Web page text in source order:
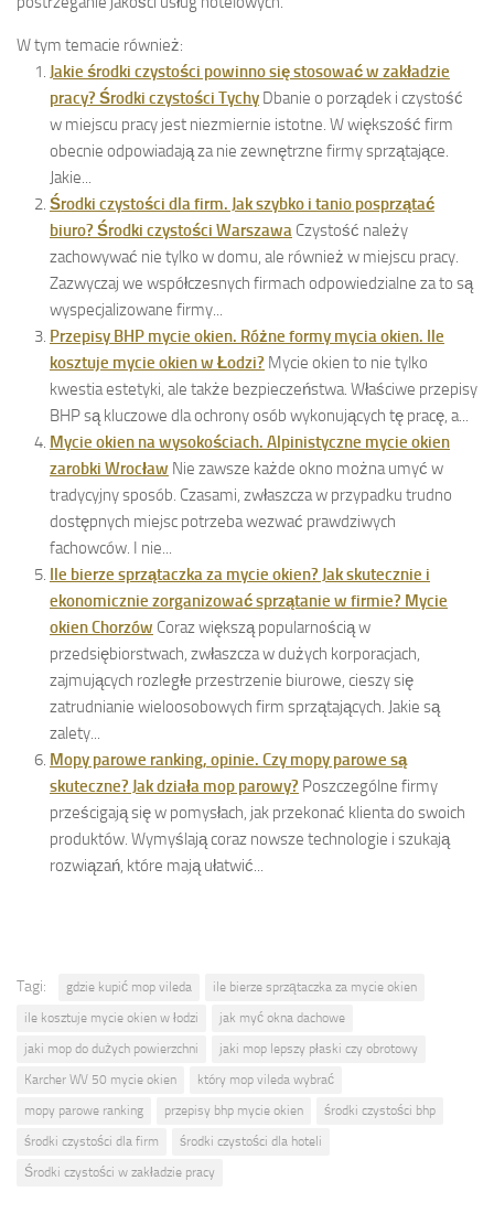
W tym temacie również:
Jakie środki czystości powinno się stosować w zakładzie
pracy? Środki czystości Tychy Dbanie o porządek i czystość
w miejscu pracy jest niezmiernie istotne. W większość firm
obecnie odpowiadają za nie zewnętrzne firmy sprzątające.
Jakie...
Środki czystości dla firm. Jak szybko i tanio posprzątać
biuro? Środki czystości Warszawa Czystość należy
zachowywać nie tylko w domu, ale również w miejscu pracy.
Zazwyczaj we współczesnych firmach odpowiedzialne za to są
wyspecjalizowane firmy...
Przepisy BHP mycie okien. Różne formy mycia okien. Ile
kosztuje mycie okien w Łodzi? Mycie okien to nie tylko
kwestia estetyki, ale także bezpieczeństwa. Właściwe przepisy
BHP są kluczowe dla ochrony osób wykonujących tę pracę, a...
Mycie okien na wysokościach. Alpinistyczne mycie okien
zarobki Wrocław Nie zawsze każde okno można umyć w
tradycyjny sposób. Czasami, zwłaszcza w przypadku trudno
dostępnych miejsc potrzeba wezwać prawdziwych
fachowców. I nie...
Ile bierze sprzątaczka za mycie okien? Jak skutecznie i
ekonomicznie zorganizować sprzątanie w firmie? Mycie
okien Chorzów Coraz większą popularnością w
przedsiębiorstwach, zwłaszcza w dużych korporacjach,
zajmujących rozległe przestrzenie biurowe, cieszy się
zatrudnianie wieloosobowych firm sprzątających. Jakie są
zalety...
Mopy parowe ranking, opinie. Czy mopy parowe są
skuteczne? Jak działa mop parowy? Poszczególne firmy
prześcigają się w pomysłach, jak przekonać klienta do swoich
produktów. Wymyślają coraz nowsze technologie i szukają
rozwiązań, które mają ułatwić...
Tagi: gdzie kupić mop vileda
ile bierze sprzątaczka za mycie okien
ile kosztuje mycie okien w łodzi
jak myć okna dachowe
jaki mop do dużych powierzchni
jaki mop lepszy płaski czy obrotowy
Karcher WV 50 mycie okien
który mop vileda wybrać
mopy parowe ranking
przepisy bhp mycie okien
środki czystości bhp
środki czystości dla firm
środki czystości dla hoteli
Środki czystości w zakładzie pracy